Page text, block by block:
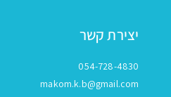
יצירת קשר
054-728-4830
makom.k.b@gmail.com